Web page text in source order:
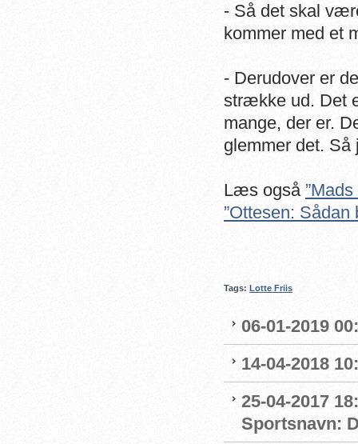
- Så det skal
kommer med et
- Derudover er
strække ud. Det
mange, der er.
glemmer det. Så
Læs også
”Ottesen: Sådan
Tags: Lotte Friis
06-01-2019
14-04-2018
25-04-2017
Sportsnavn: